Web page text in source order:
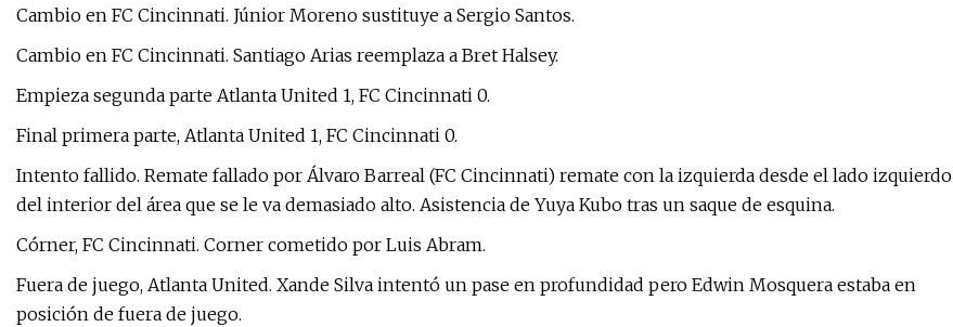
Cambio en FC Cincinnati. Júnior Moreno sustituye a Sergio Santos.
Cambio en FC Cincinnati. Santiago Arias reemplaza a Bret Halsey.
Empieza segunda parte Atlanta United 1, FC Cincinnati 0.
Final primera parte, Atlanta United 1, FC Cincinnati 0.
Intento fallido. Remate fallado por Álvaro Barreal (FC Cincinnati) remate con la izquierda desde el lado izquierdo
del interior del área que se le va demasiado alto. Asistencia de Yuya Kubo tras un saque de esquina.
Córner, FC Cincinnati. Corner cometido por Luis Abram.
Fuera de juego, Atlanta United. Xande Silva intentó un pase en profundidad pero Edwin Mosquera estaba en
posición de fuera de juego.